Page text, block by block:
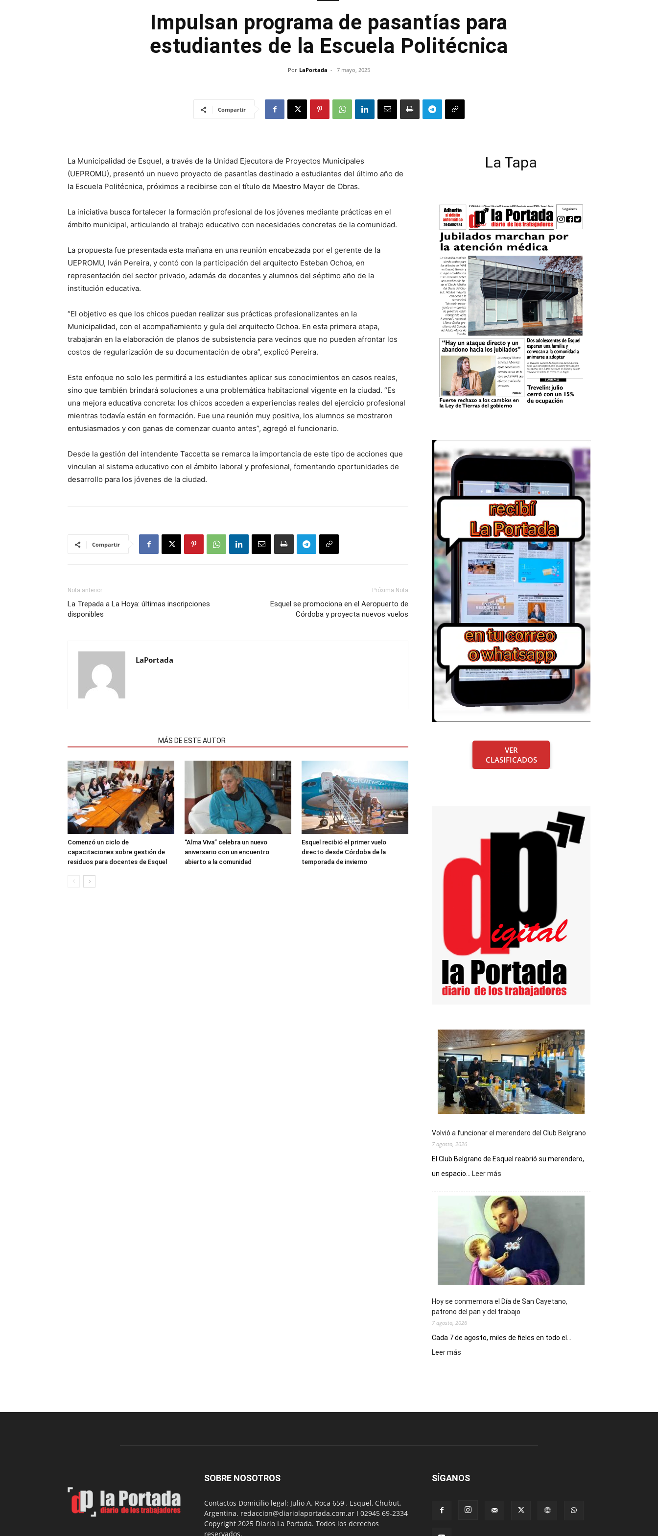
Impulsan programa de pasantías para
estudiantes de la Escuela Politécnica
Por LaPortada - 7 mayo, 2025
Compartir
La Municipalidad de Esquel, a través de la Unidad Ejecutora de Proyectos Municipales
(UEPROMU), presentó un nuevo proyecto de pasantías destinado a estudiantes del último año de
la Escuela Politécnica, próximos a recibirse con el título de Maestro Mayor de Obras.
La iniciativa busca fortalecer la formación profesional de los jóvenes mediante prácticas en el
ámbito municipal, articulando el trabajo educativo con necesidades concretas de la comunidad.
La propuesta fue presentada esta mañana en una reunión encabezada por el gerente de la
UEPROMU, Iván Pereira, y contó con la participación del arquitecto Esteban Ochoa, en
representación del sector privado, además de docentes y alumnos del séptimo año de la
institución educativa.
“El objetivo es que los chicos puedan realizar sus prácticas profesionalizantes en la
Municipalidad, con el acompañamiento y guía del arquitecto Ochoa. En esta primera etapa,
trabajarán en la elaboración de planos de subsistencia para vecinos que no pueden afrontar los
costos de regularización de su documentación de obra”, explicó Pereira.
Este enfoque no solo les permitirá a los estudiantes aplicar sus conocimientos en casos reales,
sino que también brindará soluciones a una problemática habitacional vigente en la ciudad. “Es
una mejora educativa concreta: los chicos acceden a experiencias reales del ejercicio profesional
mientras todavía están en formación. Fue una reunión muy positiva, los alumnos se mostraron
entusiasmados y con ganas de comenzar cuanto antes”, agregó el funcionario.
Desde la gestión del intendente Taccetta se remarca la importancia de este tipo de acciones que
vinculan al sistema educativo con el ámbito laboral y profesional, fomentando oportunidades de
desarrollo para los jóvenes de la ciudad.
Compartir
Nota anterior
La Trepada a La Hoya: últimas inscripciones
disponibles
Próxima Nota
Esquel se promociona en el Aeropuerto de
Córdoba y proyecta nuevos vuelos
LaPortada
MÁS DE ESTE AUTOR
Comenzó un ciclo de
capacitaciones sobre gestión de
residuos para docentes de Esquel
“Alma Viva” celebra un nuevo
aniversario con un encuentro
abierto a la comunidad
Esquel recibió el primer vuelo
directo desde Córdoba de la
temporada de invierno
La Tapa
VER
CLASIFICADOS
Volvió a funcionar el merendero del Club Belgrano
7 agosto, 2026
El Club Belgrano de Esquel reabrió su merendero,
un espacio...
Leer más
funcionar
el
merendero
del
Club
Belgrano
Hoy se conmemora el Día de San Cayetano,
patrono del pan y del trabajo
7 agosto, 2026
Cada 7 de agosto, miles de fieles en todo el...
Leer más
de
y
SOBRE NOSOTROS
Contactos Domicilio legal: Julio A. Roca 659 , Esquel, Chubut,
Argentina. redaccion@diariolaportada.com.ar I 02945 69-2334
Copyright 2025 Diario La Portada. Todos los derechos
reservados.
SÍGANOS